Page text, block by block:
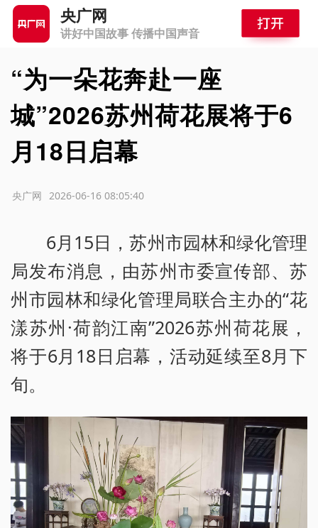
央广网
讲好中国故事 传播中国声音
“为一朵花奔赴一座
城”2026苏州荷花展将于6
月18日启幕
2026-06-16 08:05:40
央广网
6月15日，苏州市园林和绿化管理
局发布消息，由苏州市委宣传部、苏
州市园林和绿化管理局联合主办的“花
漾苏州·荷韵江南”2026苏州荷花展，
将于6月18日启幕，活动延续至8月下
旬。